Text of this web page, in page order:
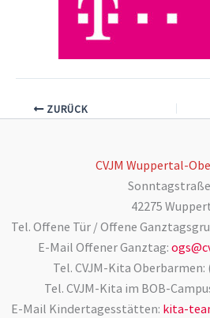
ZURÜCK
CVJM Wuppertal-
42275
Tel. Offene Tür / Offene
E-Mail Offener Ganztag:
Tel. CVJM-Kita Oberbarmen:
Tel. CVJM-Kita im BOB-
E-Mail Kindertagesstätten: kita-